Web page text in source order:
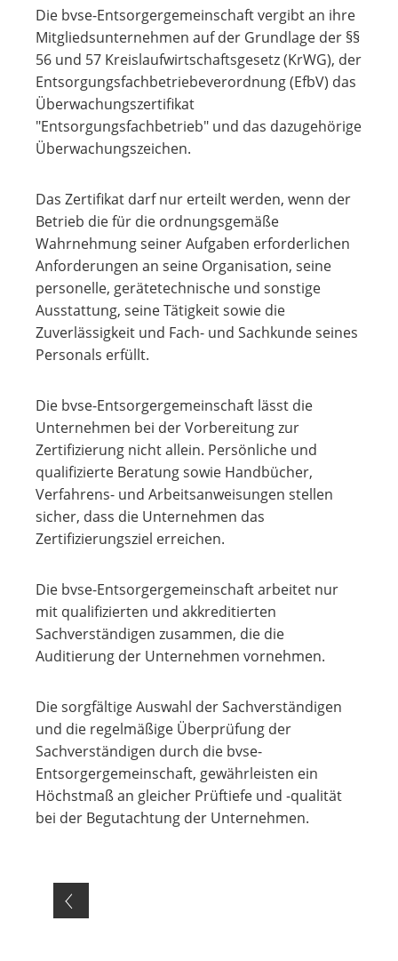
Die bvse-Entsorgergemeinschaft vergibt an ihre
Mitgliedsunternehmen auf der Grundlage der §§
56 und 57 Kreislaufwirtschaftsgesetz (KrWG), der
Entsorgungsfachbetriebeverordnung (EfbV) das
Überwachungszertifikat
"Entsorgungsfachbetrieb" und das dazugehörige
Überwachungszeichen.
Das Zertifikat darf nur erteilt werden, wenn der
Betrieb die für die ordnungsgemäße
Wahrnehmung seiner Aufgaben erforderlichen
Anforderungen an seine Organisation, seine
personelle, gerätetechnische und sonstige
Ausstattung, seine Tätigkeit sowie die
Zuverlässigkeit und Fach- und Sachkunde seines
Personals erfüllt.
Die bvse-Entsorgergemeinschaft lässt die
Unternehmen bei der Vorbereitung zur
Zertifizierung nicht allein. Persönliche und
qualifizierte Beratung sowie Handbücher,
Verfahrens- und Arbeitsanweisungen stellen
sicher, dass die Unternehmen das
Zertifizierungsziel erreichen.
Die bvse-Entsorgergemeinschaft arbeitet nur
mit qualifizierten und akkreditierten
Sachverständigen zusammen, die die
Auditierung der Unternehmen vornehmen.
Die sorgfältige Auswahl der Sachverständigen
und die regelmäßige Überprüfung der
Sachverständigen durch die bvse-
Entsorgergemeinschaft, gewährleisten ein
Höchstmaß an gleicher Prüftiefe und -qualität
bei der Begutachtung der Unternehmen.